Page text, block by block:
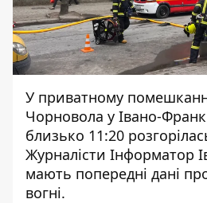
У приватному
Чорновола у Івано-
близько 11:20
Журналісти Інформатор
мають попередні дані
вогні.